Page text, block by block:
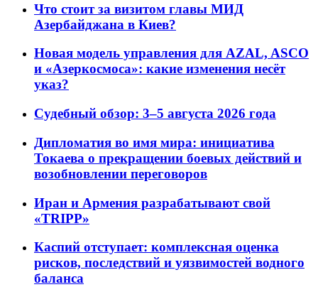
Что стоит за визитом главы МИД
Азербайджана в Киев?
Новая модель управления для AZAL, ASCO
и «Азеркосмоса»: какие изменения несёт
указ?
Судебный обзор: 3–5 августа 2026 года
Дипломатия во имя мира: инициатива
Токаева о прекращении боевых действий и
возобновлении переговоров
Иран и Армения разрабатывают свой
«TRIPP»
Каспий отступает: комплексная оценка
рисков, последствий и уязвимостей водного
баланса